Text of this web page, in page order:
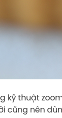
kỹ thuật
cũng nên